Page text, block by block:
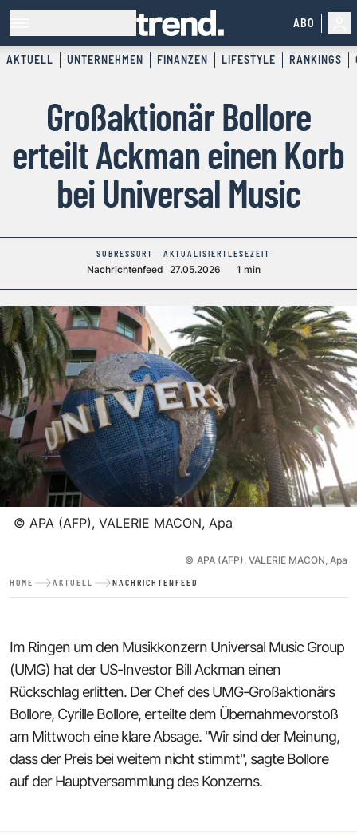
ABO
AKTUELL UNTERNEHMEN FINANZEN LIFESTYLE RANKINGS
Großaktionär Bollore
erteilt Ackman einen Korb
bei Universal Music
SUBRESSORT
Nachrichtenfeed
AKTUALISIERT
27.05.2026
LESEZEIT
1 min
© APA (AFP), VALERIE MACON, Apa
© APA (AFP), VALERIE MACON, Apa
HOME AKTUELL NACHRICHTENFEED
Im Ringen um den Musikkonzern Universal Music Group
(UMG) hat der US-Investor Bill Ackman einen
Rückschlag erlitten. Der Chef des UMG-Großaktionärs
Bollore, Cyrille Bollore, erteilte dem Übernahmevorstoß
am Mittwoch eine klare Absage. "Wir sind der Meinung,
dass der Preis bei weitem nicht stimmt", sagte Bollore
auf der Hauptversammlung des Konzerns.